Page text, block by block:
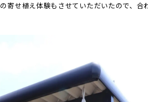
寄せ植え体験もさせていただいたので、合